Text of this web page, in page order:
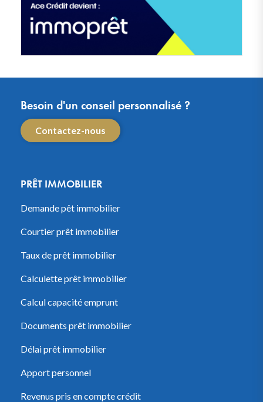
Besoin d'un conseil personnalisé ?
Contactez-nous
PRÊT IMMOBILIER
Demande pêt immobilier
Courtier prêt immobilier
Taux de prêt immobilier
Calculette prêt immobilier
Calcul capacité emprunt
Documents prêt immobilier
Délai prêt immobilier
Apport personnel
Revenus pris en compte crédit